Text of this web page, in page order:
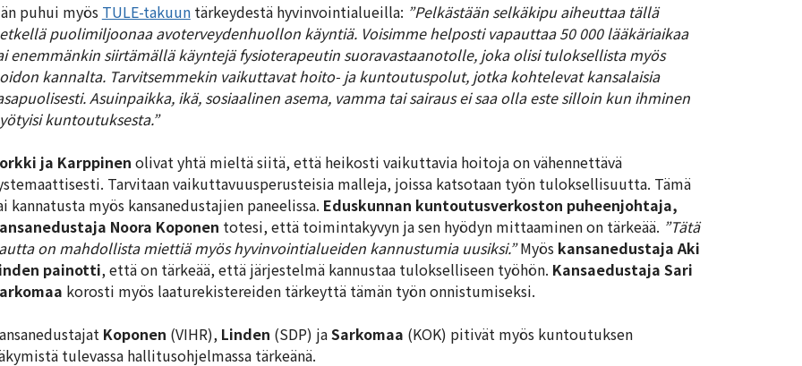
puhui myös TULE-takuuntärkeydestä hyvinvointialueilla: ”Pelkästään selkäkipu aiheuttaa tällä
puolimiljoonaa avoterveydenhuollon käyntiä. Voisimme helposti vapauttaa 50 000 lääkäriaikaa
enemmänkin siirtämällä käyntejä fysioterapeutin suoravastaanotolle, joka olisi tuloksellista myös
kannalta. Tarvitsemmekin vaikuttavat hoito- ja kuntoutuspolut, jotka kohtelevat kansalaisia
Asuinpaikka, ikä, sosiaalinen asema, vamma tai sairaus ei saa olla este silloin kun ihminen
kuntoutuksesta.”
ja Karppinen olivat yhtä mieltä siitä, että heikosti vaikuttavia hoitoja on vähennettävä
Tarvitaan vaikuttavuusperusteisia malleja, joissa katsotaan työn tuloksellisuutta. Tämä
kannatusta myös kansanedustajien paneelissa. Eduskunnan kuntoutusverkoston puheenjohtaja,
Noora Koponen totesi, että toimintakyvyn ja sen hyödyn mittaaminen on tärkeää. ”Tätä
on mahdollista miettiä myös hyvinvointialueiden kannustumia uusiksi.”Myös kansanedustaja Aki
painotti, että on tärkeää, että järjestelmä kannustaa tulokselliseen työhön. Kansaedustaja Sari
korosti myös laaturekistereiden tärkeyttä tämän työn onnistumiseksi.
Koponen (VIHR), Linden (SDP) jaSarkomaa (KOK) pitivät myös kuntoutuksen
tulevassa hallitusohjelmassa tärkeänä.